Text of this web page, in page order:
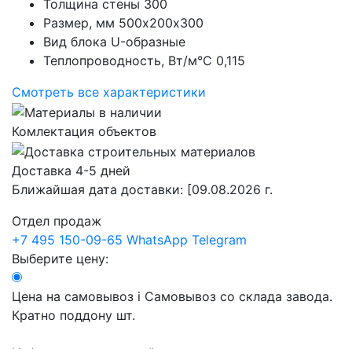
Толщина стены 300
Размер, мм 500х200х300
Вид блока U-образные
Теплопроводность, Вт/м°С 0,115
Смотреть все характеристики
Комлектация объектов
Доставка 4-5 дней
Ближайшая дата доставки: [09.08.2026 г.
Отдел продаж
+7 495 150-09-65 WhatsApp Telegram
Выберите цену:
Цена на самовывоз i Самовывоз со склада завода.
Кратно поддону шт.